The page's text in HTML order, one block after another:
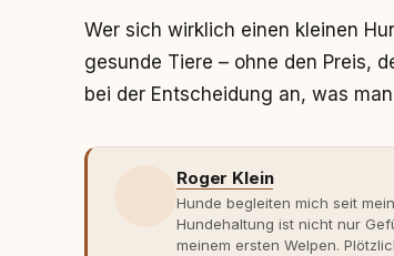
Wer sich wirklich einen kleinen
gesunde Tiere – ohne den Preis,
bei der Entscheidung an, was
Roger Klein
Hunde begleiten mich seit
Hundehaltung ist nicht nur
meinem ersten Welpen.